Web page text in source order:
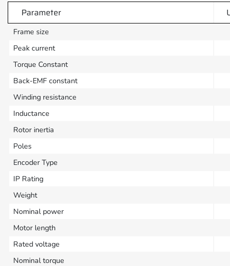
Parameter
Frame size
Peak current
Torque Constant
Back-EMF constant
Winding resistance
Inductance
Rotor inertia
Poles
Encoder Type
IP Rating
Weight
Nominal power
Motor length
Rated voltage
Nominal torque